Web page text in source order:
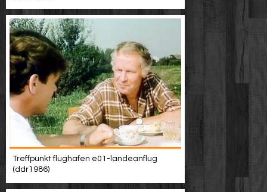
Treffpunkt flughafen e01-landeanflug
(ddr1986)